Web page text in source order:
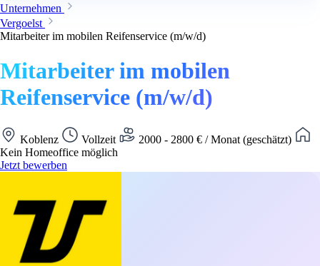
Unternehmen
Vergoelst
Mitarbeiter im mobilen Reifenservice (m/w/d)
Mitarbeiter im mobilen
Reifenservice (m/w/d)
Koblenz Vollzeit
2000 - 2800 € / Monat (geschätzt)
Kein Homeoffice möglich
Jetzt bewerben